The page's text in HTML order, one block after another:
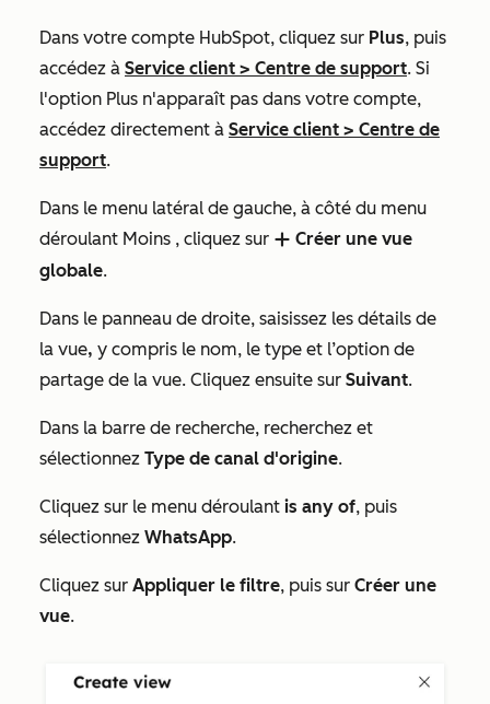
Dans votre compte HubSpot, cliquez sur Plus, puis
accédez à Service client > Centre de support. Si
l'option Plus n'apparaît pas dans votre compte,
accédez directement à Service client > Centre de
support.
Dans le menu latéral de gauche, à côté du menu
déroulant Moins , cliquez sur add Créer une vue
globale.
Dans le panneau de droite, saisissez les détails de
la vue, y compris le nom, le type et l’option de
partage de la vue. Cliquez ensuite sur Suivant.
Dans la barre de recherche, recherchez et
sélectionnez Type de canal d'origine.
Cliquez sur le menu déroulant is any of, puis
sélectionnez WhatsApp.
Cliquez sur Appliquer le filtre, puis sur Créer une
vue.